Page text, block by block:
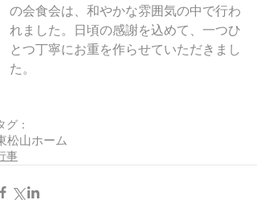
の会食会は、和やかな雰囲気の中で行わ
れました。日頃の感謝を込めて、一つひ
とつ丁寧にお重を作らせていただきまし
た。
グ：
松山ホーム
事